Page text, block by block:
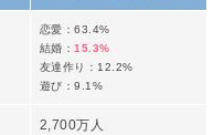
恋愛：63.4%
結婚：15.3%
友達作り：12.2%
遊び：9.1%
2,700万人